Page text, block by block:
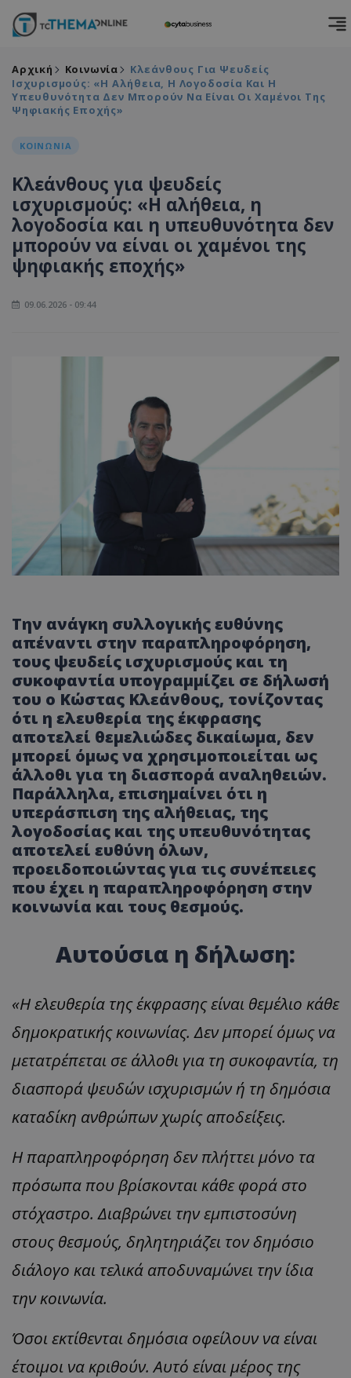
Αρχική Κοινωνία
Κλεάνθους Για Ψευδείς
Ισχυρισμούς: «Η Αλήθεια, Η Λογοδοσία Και Η
Υπευθυνότητα Δεν Μπορούν Να Είναι Οι Χαμένοι Της
Ψηφιακής Εποχής»
ΚΟΙΝΩΝΙΑ
Κλεάνθους για ψευδείς
ισχυρισμούς: «Η αλήθεια, η
λογοδοσία και η υπευθυνότητα δεν
μπορούν να είναι οι χαμένοι της
ψηφιακής εποχής»
09.06.2026 - 09:44
Την ανάγκη συλλογικής ευθύνης
απέναντι στην παραπληροφόρηση,
τους ψευδείς ισχυρισμούς και τη
συκοφαντία υπογραμμίζει σε δήλωσή
του ο Κώστας Κλεάνθους, τονίζοντας
ότι η ελευθερία της έκφρασης
αποτελεί θεμελιώδες δικαίωμα, δεν
μπορεί όμως να χρησιμοποιείται ως
άλλοθι για τη διασπορά αναληθειών.
Παράλληλα, επισημαίνει ότι η
υπεράσπιση της αλήθειας, της
λογοδοσίας και της υπευθυνότητας
αποτελεί ευθύνη όλων,
προειδοποιώντας για τις συνέπειες
που έχει η παραπληροφόρηση στην
κοινωνία και τους θεσμούς.
Αυτούσια η δήλωση:
«Η ελευθερία της έκφρασης είναι θεμέλιο κάθε
δημοκρατικής κοινωνίας. Δεν μπορεί όμως να
μετατρέπεται σε άλλοθι για τη συκοφαντία, τη
διασπορά ψευδών ισχυρισμών ή τη δημόσια
καταδίκη ανθρώπων χωρίς αποδείξεις.
Η παραπληροφόρηση δεν πλήττει μόνο τα
πρόσωπα που βρίσκονται κάθε φορά στο
στόχαστρο. Διαβρώνει την εμπιστοσύνη
στους θεσμούς, δηλητηριάζει τον δημόσιο
διάλογο και τελικά αποδυναμώνει την ίδια
την κοινωνία.
Όσοι εκτίθενται δημόσια οφείλουν να είναι
έτοιμοι να κριθούν. Αυτό είναι μέρος της